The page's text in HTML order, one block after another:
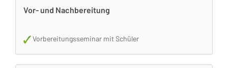
Vor- und Nachbereitung
Vorbereitungsseminar mit Schüler